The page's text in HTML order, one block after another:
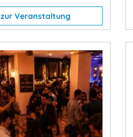
zur Veranstaltung